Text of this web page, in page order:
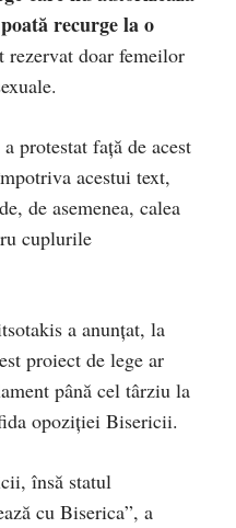
recurge la o
rezervat doar femeilor
protestat față de acest
acestui text,
de asemenea, calea
cuplurile
a anunţat, la
proiect de lege ar
până cel târziu la
opoziţiei Bisericii.
însă statul
cu Biserica”, a